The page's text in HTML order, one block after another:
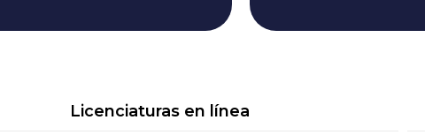
Licenciaturas en línea